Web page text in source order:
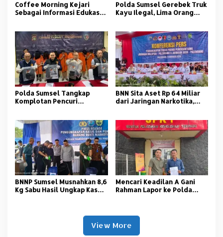
Coffee Morning Kejari
Sebagai Informasi Edukasi
Polda Sumsel Gerebek Truk
Kayu Ilegal, Lima Orang
Polda Sumsel Tangkap
Komplotan Pencuri
BNN Sita Aset Rp 64 Miliar
dari Jaringan Narkotika,
BNNP Sumsel Musnahkan 8,6
Kg Sabu Hasil Ungkap Kasus
Mencari Keadilan A Gani
Rahman Lapor ke Polda
View More